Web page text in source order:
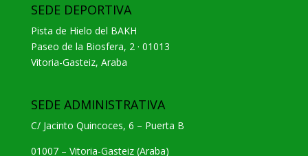
SEDE DEPORTIVA
Pista de Hielo del BAKH
Paseo de la Biosfera, 2 · 01013
Vitoria-Gasteiz, Araba
SEDE ADMINISTRATIVA
C/ Jacinto Quincoces, 6 – Puerta B
01007 – Vitoria-Gasteiz (Araba)